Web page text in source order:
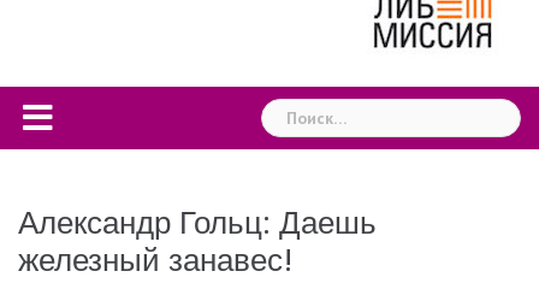
Найти:
Александр Гольц: Даешь
железный занавес!